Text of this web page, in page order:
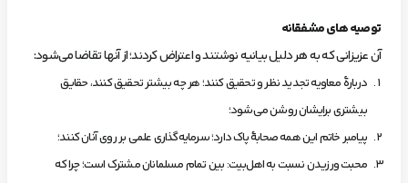
توصیه­ های مشفقانه
آن عزیزانی که به هر دلیل بیانیه نوشتند و اعتراض کردند؛ از آنها تقاضا می‌شود:
دربارۀ معاویه تجدید نظر و تحقیق کنند؛ هر چه بیشتر تحقیق ‌کنند، حقایق
بیشتری برایشان روشن می‌شود؛
پیامبر خاتم این همه صحابۀ پاک دارد؛ سرمایه‌گذاری علمی بر روی آنان کنند؛
محبت ورزیدن نسبت به اهل‌بیت: بین تمام مسلمانان مشترک است؛ چرا که